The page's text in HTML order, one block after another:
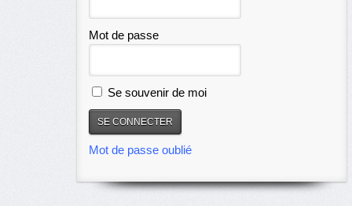
Mot de passe
Se souvenir de moi
Mot de passe oublié